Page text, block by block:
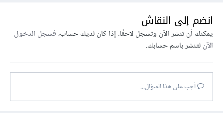
انضم إلى النقاش
يمكنك أن تنشر الآن وتسجل لاحقًا. إذا كان لديك حساب،فسجل الدخول
الآنلتنشر باسم حسابك.
أجب على هذا السؤال...